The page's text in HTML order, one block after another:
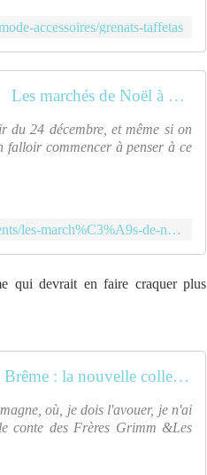
accessoires/grenats-taffetas
Les marchés de Noël à Montmartre | Montmartre Addict
du 24 décembre, et même si on
falloir commencer à penser à ce
http://montmartre-addict.com/shopping-ev%C3%A8nements/les-march%C3%A9s-de-no%C3%ABl-%C3%A0-montmartre
qui devrait en faire craquer plus
Brême : la nouvelle collection C-Oui - C-Oui by Lucie
où, je dois l'avouer, je n'ai
conte des Frères Grimm &Les